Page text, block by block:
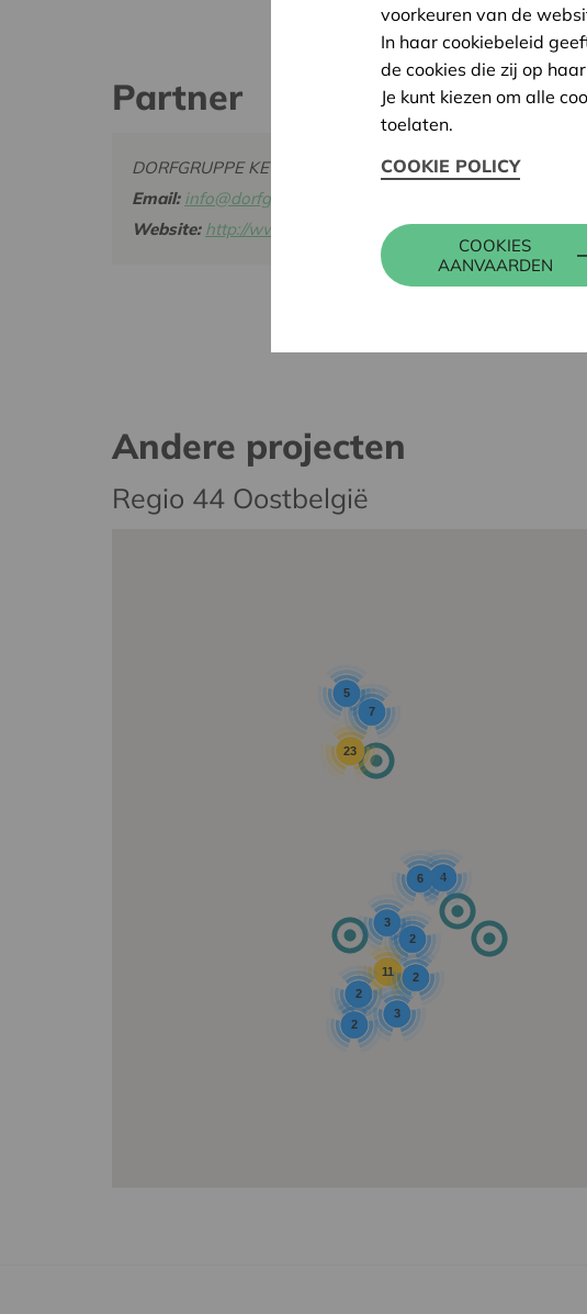
Partner
DORFGRUPPE KETTENIS VOG, ZUR NOHN 65, 4701 EUPEN
Email: info@dorfgruppe-kettenis.be
Website: http://www.dorfgruppe-kettenis.be
Andere projecten
Regio 44 Oostbelgië
23
5
7
11
2
4
2
6
3
2
2
3
voorkeuren van de
In haar cookiebeleid
de cookies die zij op
Je kunt kiezen om alle
toelaten.
COOKIE POLICY
COOKIES
AANVAARDEN